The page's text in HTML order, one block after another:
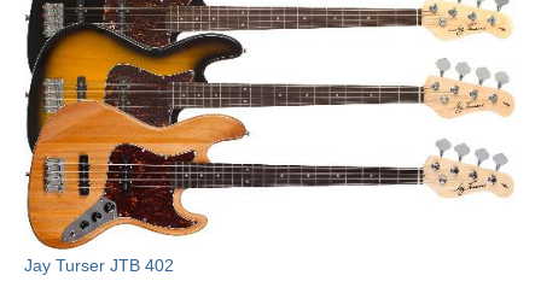
Jay Turser JTB 402